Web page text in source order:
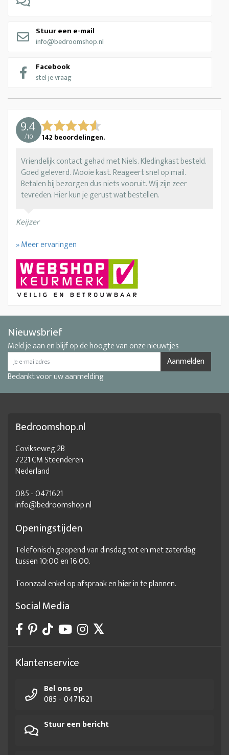
Stuur een e-mail
info@bedroomshop.nl
Facebook
stel je vraag
9.4
/10 142 beoordelingen.
Vriendelijk contact gehad met Niels. Kledingkast besteld.
Goed geleverd. Mooie kast. Reageert snel op mail.
Betalen bij bezorgen dus niets vooruit. Wij zijn zeer
tevreden. Hier kun je gerust wat bestellen.
Keijzer
» Meer ervaringen
Nieuwsbrief
Meld je aan en blijf op de hoogte van onze nieuwtjes
Aanmelden
Bedankt voor uw aanmelding
Bedroomshop.nl
Covikseweg 2B
7221 CM Steenderen
Nederland
085 - 0471621
info@bedroomshop.nl
Openingstijden
Telefonisch geopend van dinsdag tot en met zaterdag
tussen 10:00 en 16:00.
Toonzaal enkel op afspraak enhierin te plannen.
Social Media
Klantenservice
Bel ons op
085 - 0471621
Stuur een bericht